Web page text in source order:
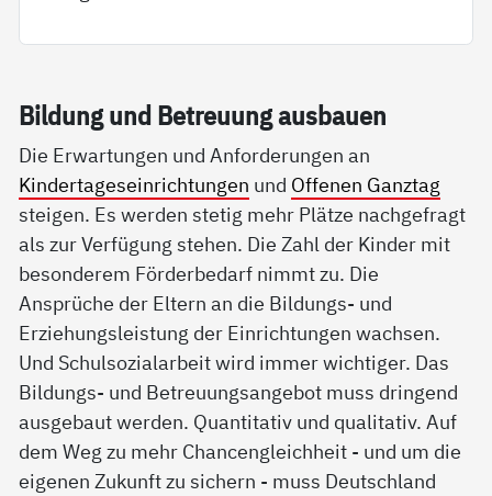
Bil­dung und Be­t­reu­ung aus­bau­en
Die Erwartungen und Anforderungen an
Kindertageseinrichtungen und Offenen Ganztag
steigen. Es werden stetig mehr Plätze nachgefragt
als zur Verfügung stehen. Die Zahl der Kinder mit
besonderem Förderbedarf nimmt zu. Die
Ansprüche der Eltern an die Bildungs- und
Erziehungsleistung der Einrichtungen wachsen.
Und Schulsozialarbeit wird immer wichtiger. Das
Bildungs- und Betreuungsangebot muss dringend
ausgebaut werden. Quantitativ und qualitativ. Auf
dem Weg zu mehr Chancengleichheit - und um die
eigenen Zukunft zu sichern - muss Deutschland